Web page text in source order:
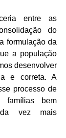
entre as
do
formulação da
a população
desenvolver
e correta. A
processo de
famílias bem
vez mais